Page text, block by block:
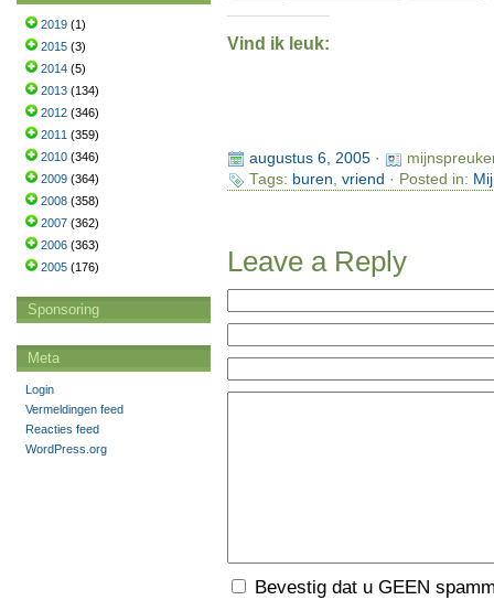
Vind ik leuk:
augustus 6, 2005·
Tags: buren, vriend · Posted in:
Leave a Reply
Bevestig dat u GEEN
2019 (1)
2015 (3)
2014 (5)
2013 (134)
2012 (346)
2011 (359)
2010 (346)
2009 (364)
2008 (358)
2007 (362)
2006 (363)
2005 (176)
Sponsoring
Meta
Login
Vermeldingen feed
Reacties feed
WordPress.org